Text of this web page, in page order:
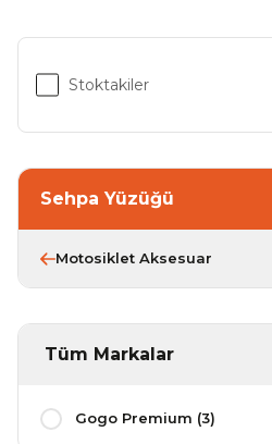
Stoktakiler
Sehpa Yüzüğü
Motosiklet Aksesuar
Tüm Markalar
Gogo Premium (3)